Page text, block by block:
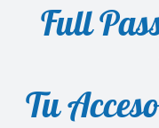
Precios
Fotos
Full
Tu